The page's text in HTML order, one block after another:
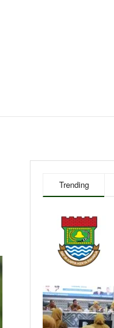
Trending